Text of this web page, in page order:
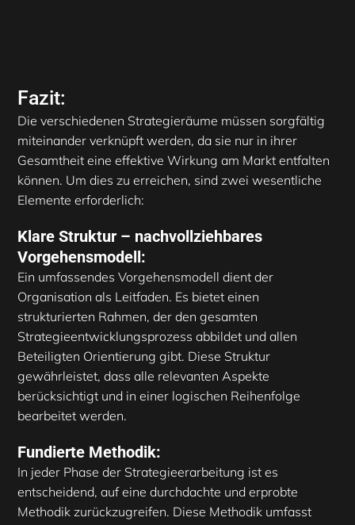
Fazit:
Die verschiedenen Strategieräume müssen sorgfältig
miteinander verknüpft werden, da sie nur in ihrer
Gesamtheit eine effektive Wirkung am Markt entfalten
können. Um dies zu erreichen, sind zwei wesentliche
Elemente erforderlich:
Klare Struktur – nachvollziehbares
Vorgehensmodell:
Ein umfassendes Vorgehensmodell dient der
Organisation als Leitfaden. Es bietet einen
strukturierten Rahmen, der den gesamten
Strategieentwicklungsprozess abbildet und allen
Beteiligten Orientierung gibt. Diese Struktur
gewährleistet, dass alle relevanten Aspekte
berücksichtigt und in einer logischen Reihenfolge
bearbeitet werden.
Fundierte Methodik:
In jeder Phase der Strategieerarbeitung ist es
entscheidend, auf eine durchdachte und erprobte
Methodik zurückzugreifen. Diese Methodik umfasst